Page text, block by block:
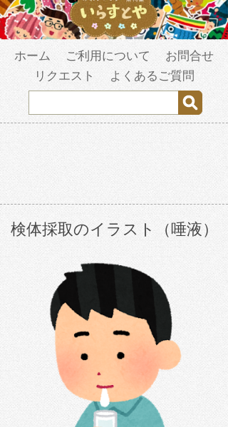
ホーム ご利用について
お問合せ
リクエスト
よくあるご質問
検体採取のイラスト（唾液）